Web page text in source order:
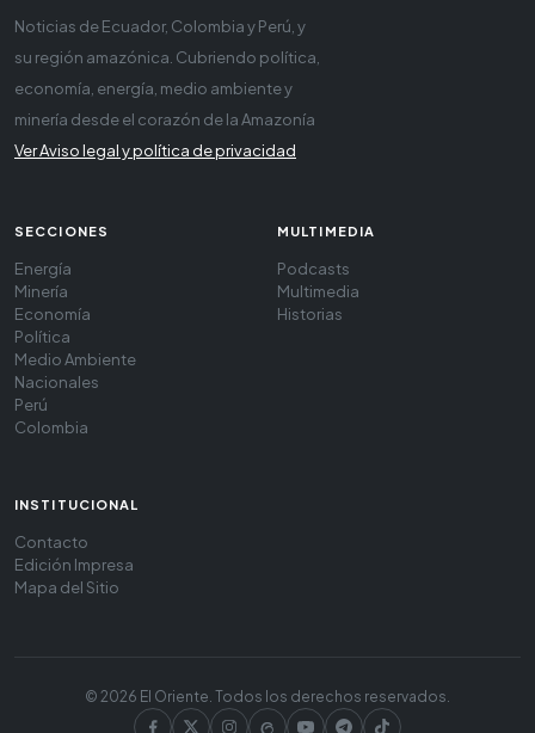
Noticias de Ecuador, Colombia y Perú, y
su región amazónica. Cubriendo política,
economía, energía, medio ambiente y
minería desde el corazón de la Amazonía
Ver Aviso legal y política de privacidad
SECCIONES
Energía
Minería
Economía
Política
Medio Ambiente
Nacionales
Perú
Colombia
MULTIMEDIA
Podcasts
Multimedia
Historias
INSTITUCIONAL
Contacto
Edición Impresa
Mapa del Sitio
© 2026 El Oriente. Todos los derechos reservados.